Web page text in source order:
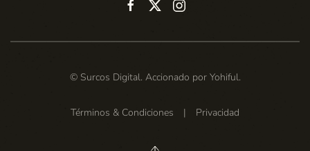
© Surcos Digital. Accionado por Yohiful.
Términos & Condiciones | Privacidad